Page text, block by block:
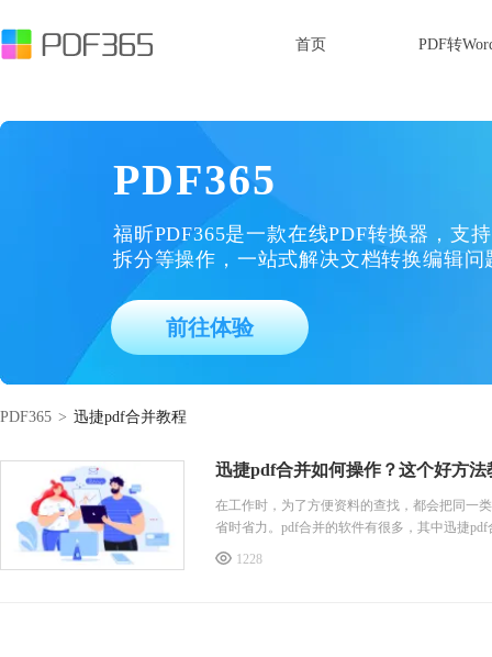
首页 PDF转
PDF365
福昕PDF365是一款在线PDF转换器，支
拆分等操作，一站式解决文档转换编辑问
前往体验
PDF365 > 迅捷pdf合并教程
迅捷pdf合并如何操作？这个好方法
在工作时，为了方便资料的查找，都会把同一
省时省力。pdf合并的软件有很多，其中迅捷
1228